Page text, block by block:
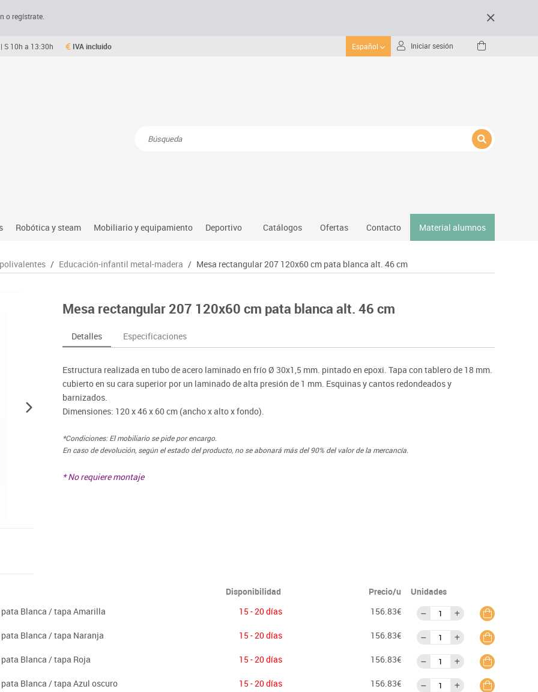
o regístrate.
S 10h a 13:30h IVA incluido Español Iniciar sesión
natural, social y cultural
Ordenadores y tablets
Soportes
Videoproyección
Robótica y steam
Robótica educativa
Mobiliario y equipamiento
Mesas comedor plegables y desplegables
Mobiliario oficina y despacho
Mesas escolares, abatibles y polivalentes
Percheros, baldas y taquillas
Sillas, bancos y taburetes
Deportivo
Deportes alternativos
Balones y pelotas
Entrenamiento
Foam
Gimnasio
Protección deportiva
Deportes raqueta
Gimnasia rítmica
Catálogos Ofertas Contacto Material alumnos
/ Educación-infantil metal-madera / Mesa rectangular 207 120x60 cm pata blanca alt. 46 cm
Mesa rectangular 207 120x60 cm pata blanca alt. 46 cm
Detalles Especificaciones
Estructura realizada en tubo de acero laminado en frío Ø 30x1,5 mm. pintado en epoxi. Tapa con tablero de 18 mm.
cubierto en su cara superior por un laminado de alta presión de 1 mm. Esquinas y cantos redondeados y
barnizados.
Dimensiones: 120 x 46 x 60 cm (ancho x alto x fondo).
*Condiciones: El mobiliario se pide por encargo.
En caso de devolución, según el estado del producto, no se abonará más del 90% del valor de la mercancía.
* No requiere montaje
Disponibilidad Precio/u
Unidades
Blanca / tapa Amarilla 15 - 20 días 156.83€
Blanca / tapa Naranja 15 - 20 días 156.83€
Blanca / tapa Roja 15 - 20 días 156.83€
Blanca / tapa Azul oscuro 15 - 20 días 156.83€